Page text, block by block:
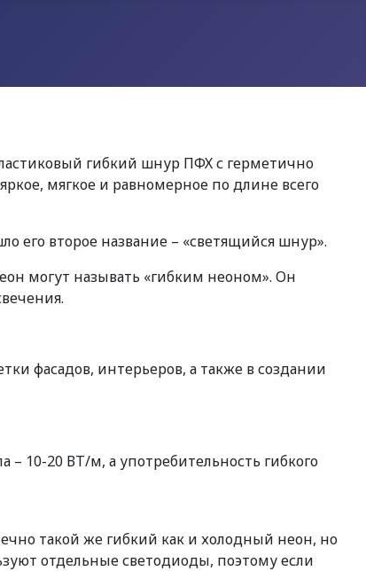
гибкий шнур ПФХ с герметично
мягкое и равномерное по длине всего
второе название – «светящийся шнур».
могут называть «гибким неоном». Он
фасадов, интерьеров, а также в создании
10-20 ВТ/м, а употребительность гибкого
такой же гибкий как и холодный неон, но
отдельные светодиоды, поэтому если